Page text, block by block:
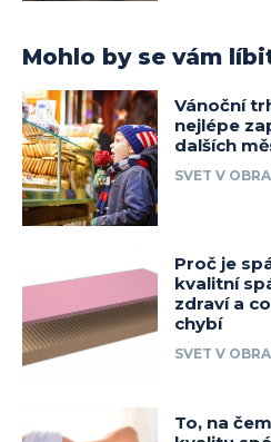
Mohlo by se vám
Vánoční
nejlépe
dalších
SVET V
Proč je
kvalitní
zdraví a
chybí
SVET V
To, na